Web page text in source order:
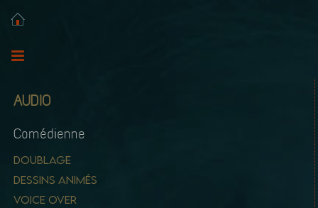
AUDIO
Comédienne
DOUBLAGE
DESSINS ANIMÉS
VOICE OVER